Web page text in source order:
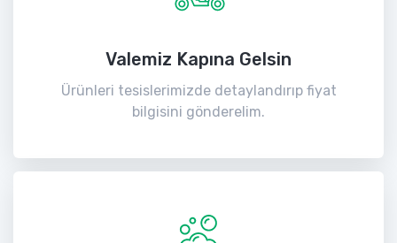
Valemiz Kapına Gelsin
Ürünleri tesislerimizde detaylandırıp fiyat
bilgisini gönderelim.